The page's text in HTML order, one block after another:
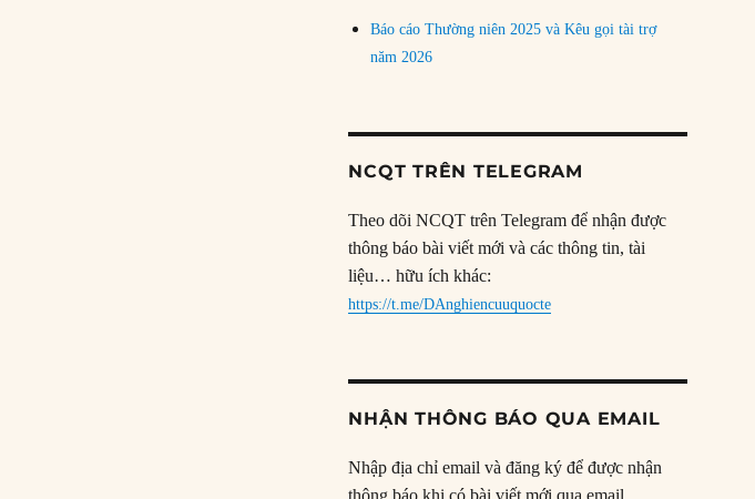
Báo cáo Thường niên 2025 và Kêu gọi tài trợ
năm 2026
NCQT TRÊN TELEGRAM
Theo dõi NCQT trên Telegram để nhận được
thông báo bài viết mới và các thông tin, tài
liệu… hữu ích khác:
https://t.me/DAnghiencuuquocte
NHẬN THÔNG BÁO QUA EMAIL
Nhập địa chỉ email và đăng ký để được nhận